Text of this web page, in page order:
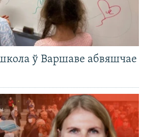
ў Варшаве абвяшчае